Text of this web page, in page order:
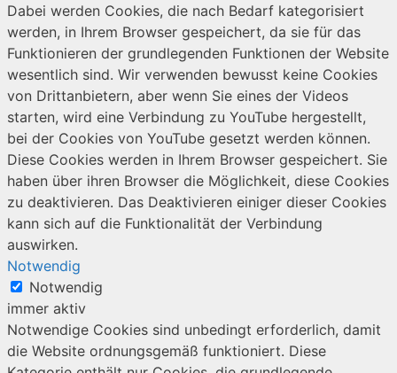
Dabei werden Cookies, die nach Bedarf kategorisiert
werden, in Ihrem Browser gespeichert, da sie für das
Funktionieren der grundlegenden Funktionen der Website
wesentlich sind. Wir verwenden bewusst keine Cookies
von Drittanbietern, aber wenn Sie eines der Videos
starten, wird eine Verbindung zu YouTube hergestellt,
bei der Cookies von YouTube gesetzt werden können.
Diese Cookies werden in Ihrem Browser gespeichert. Sie
haben über ihren Browser die Möglichkeit, diese Cookies
zu deaktivieren. Das Deaktivieren einiger dieser Cookies
kann sich auf die Funktionalität der Verbindung
auswirken.
Notwendig
Notwendig
immer aktiv
Notwendige Cookies sind unbedingt erforderlich, damit
die Website ordnungsgemäß funktioniert. Diese